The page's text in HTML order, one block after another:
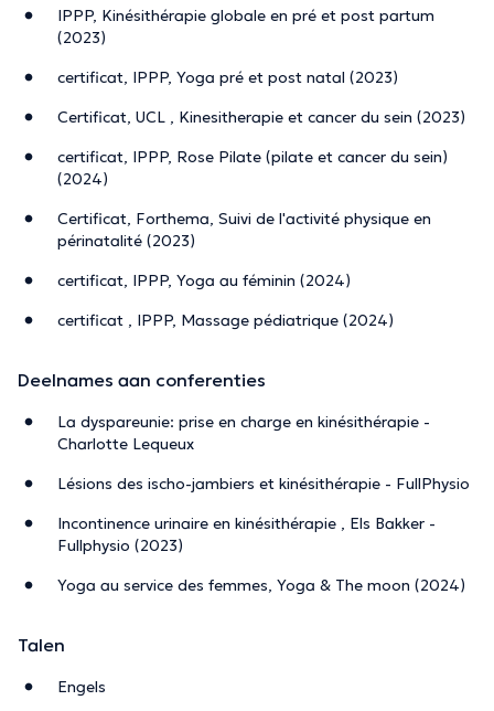
IPPP, Kinésithérapie globale en pré et post partum
(2023)
certificat, IPPP, Yoga pré et post natal (2023)
Certificat, UCL , Kinesitherapie et cancer du sein (2023)
certificat, IPPP, Rose Pilate (pilate et cancer du sein)
(2024)
Certificat, Forthema, Suivi de l'activité physique en
périnatalité (2023)
certificat, IPPP, Yoga au féminin (2024)
certificat , IPPP, Massage pédiatrique (2024)
Deelnames aan conferenties
La dyspareunie: prise en charge en kinésithérapie -
Charlotte Lequeux
Lésions des ischo-jambiers et kinésithérapie - FullPhysio
Incontinence urinaire en kinésithérapie , Els Bakker -
Fullphysio (2023)
Yoga au service des femmes, Yoga & The moon (2024)
Talen
Engels